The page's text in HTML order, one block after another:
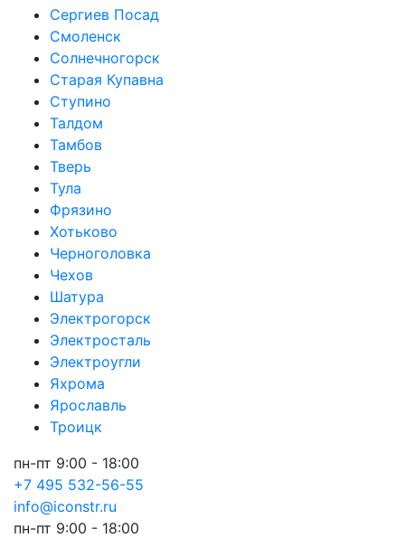
Сергиев Посад
Смоленск
Солнечногорск
Старая Купавна
Ступино
Талдом
Тамбов
Тверь
Тула
Фрязино
Хотьково
Черноголовка
Чехов
Шатура
Электрогорск
Электросталь
Электроугли
Яхрома
Ярославль
Троицк
пн-пт 9:00 - 18:00
+7 495 532-56-55
info@iconstr.ru
пн-пт 9:00 - 18:00